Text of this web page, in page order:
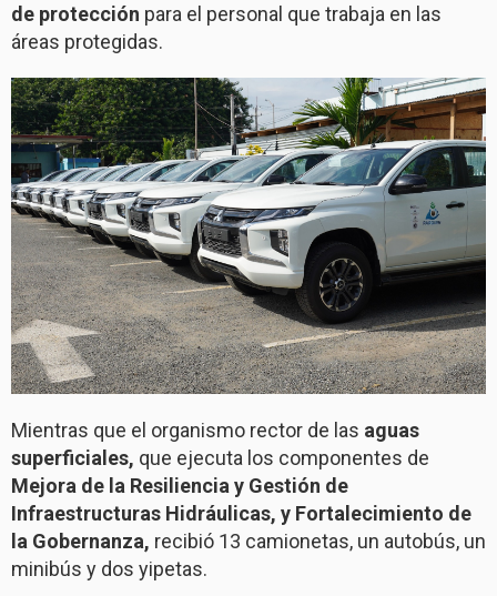
de protección para el personal que trabaja en las
áreas protegidas.
Mientras que el organismo rector de las aguas
superficiales, que ejecuta los componentes de
Mejora de la Resiliencia y Gestión de
Infraestructuras Hidráulicas, y Fortalecimiento de
la Gobernanza, recibió 13 camionetas, un autobús, un
minibús y dos yipetas.